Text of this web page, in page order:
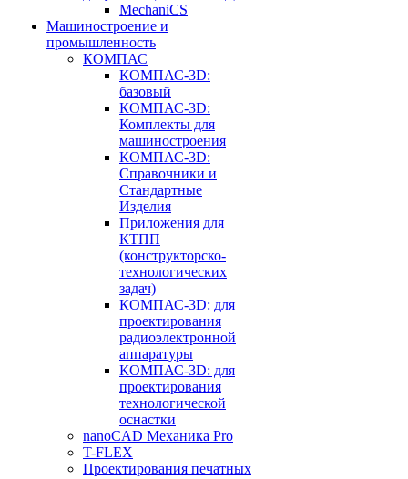
MechaniCS
Машиностроение и
промышленность
КОМПАС
КОМПАС-3D:
базовый
КОМПАС-3D:
Комплекты для
машиностроения
КОМПАС-3D:
Справочники и
Стандартные
Изделия
Приложения для
КТПП
(конструкторско-
технологических
задач)
КОМПАС-3D: для
проектирования
радиоэлектронной
аппаратуры
КОМПАС-3D: для
проектирования
технологической
оснастки
nanoCAD Механика Pro
T-FLEX
Проектирования печатных